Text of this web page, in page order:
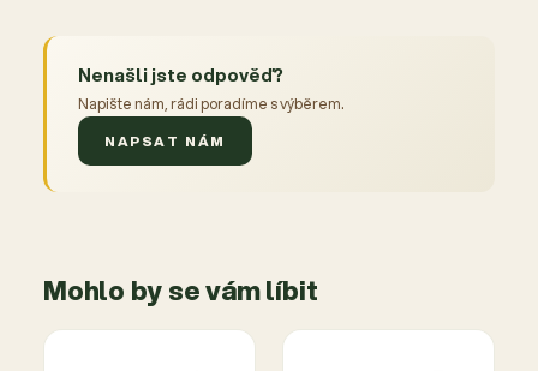
Nenašli jste odpověď?
Napište nám, rádi poradíme s výběrem.
NAPSAT NÁM
Mohlo by se vám líbit